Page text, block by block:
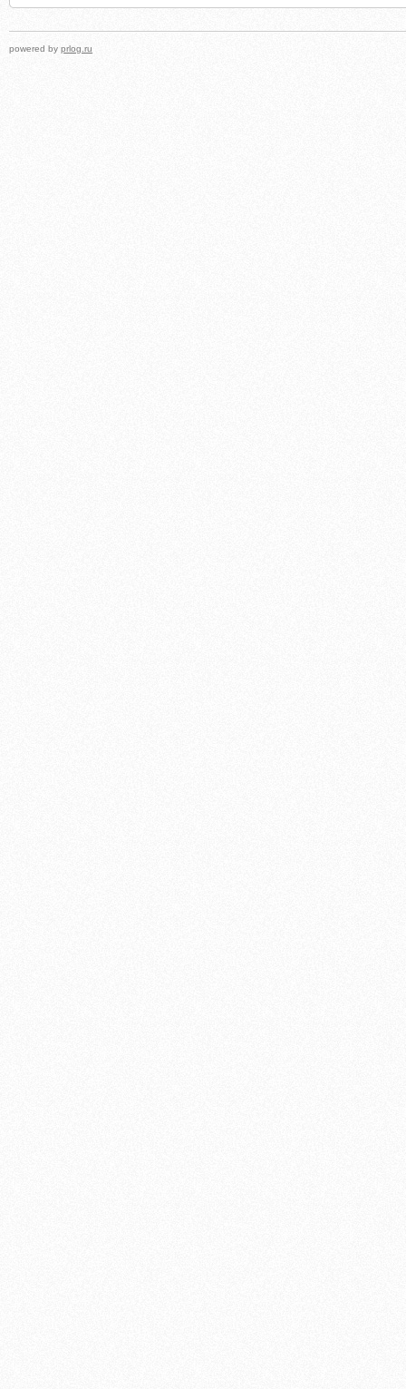
powered by prlog.ru